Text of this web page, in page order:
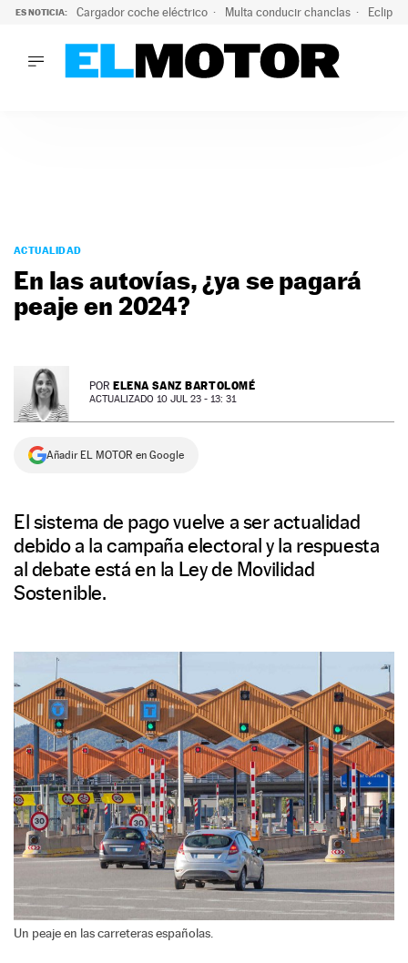
ES NOTICIA: Cargador coche eléctrico Multa conducir chanclas
PODCAST
MOTOS
TECNOLOGÍA
SUPERCOCHES
PREMIOS
SERVICIOS
ACTUALIDAD
En las autovías, ¿ya se pagará
peaje en 2024?
POR ELENA SANZ BARTOLOMÉ
ACTUALIZADO 10 JUL 23 - 13: 31
Añadir EL MOTOR en Google
El sistema de pago vuelve a ser actualidad
debido a la campaña electoral y la respuesta
al debate está en la Ley de Movilidad
Sostenible.
Un peaje en las carreteras españolas.